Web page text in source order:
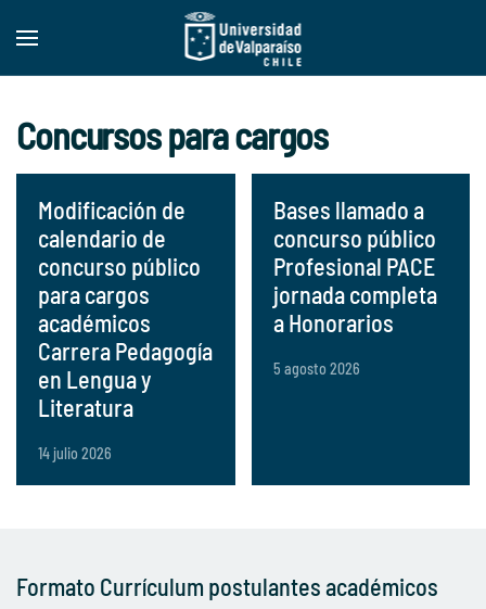
Skip to main content
Concursos para cargos
Modificación de
calendario de
concurso público
para cargos
académicos
Carrera Pedagogía
en Lengua y
Literatura
14 julio 2026
Bases llamado a
concurso público
Profesional PACE
jornada completa
a Honorarios
5 agosto 2026
Formato Currículum postulantes académicos